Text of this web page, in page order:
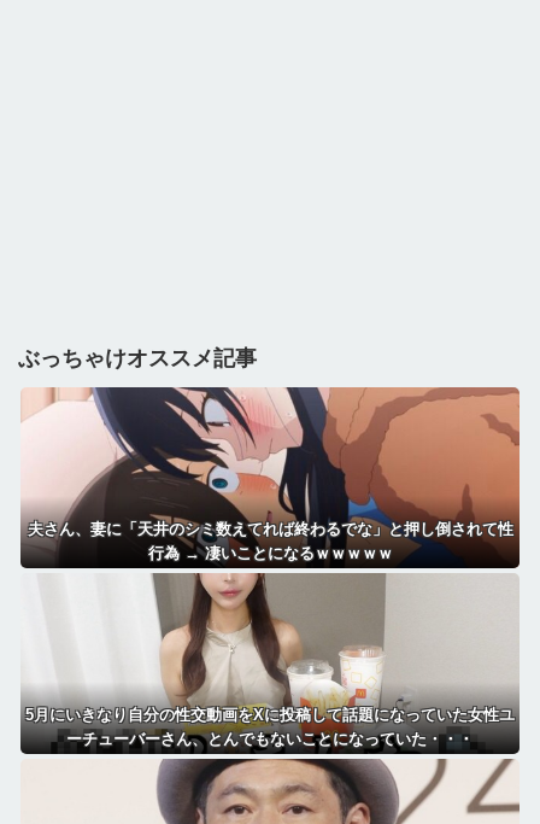
ぶっちゃけオススメ記事
夫さん、妻に「天井のシミ数えてれば終わるでな」と押し倒されて性
行為 → 凄いことになるｗｗｗｗｗ
5月にいきなり自分の性交動画をXに投稿して話題になっていた女性ユ
ーチューバーさん、とんでもないことになっていた・・・